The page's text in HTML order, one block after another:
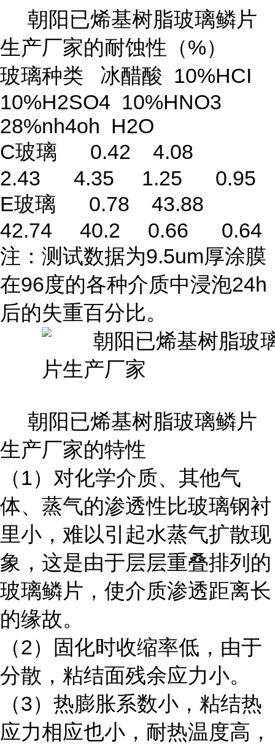
朝阳已烯基树脂玻璃鳞片
生产厂家的耐蚀性（%）
玻璃种类 冰醋酸 10%HCI
10%H2SO4 10%HNO3
28%nh4oh H2O
C玻璃 0.42 4.08
2.43 4.35 1.25 0.95
E玻璃 0.78 43.88
42.74 40.2 0.66 0.64
注：测试数据为9.5um厚涂膜
在96度的各种介质中浸泡24h
后的失重百分比。
朝阳已烯基树脂玻璃鳞片
生产厂家的特性
（1）对化学介质、其他气
体、蒸气的渗透性比玻璃钢衬
里小，难以引起水蒸气扩散现
象，这是由于层层重叠排列的
玻璃鳞片，使介质渗透距离长
的缘故。
（2）固化时收缩率低，由于
分散，粘结面残余应力小。
（3）热膨胀系数小，粘结热
应力相应也小，耐热温度高，